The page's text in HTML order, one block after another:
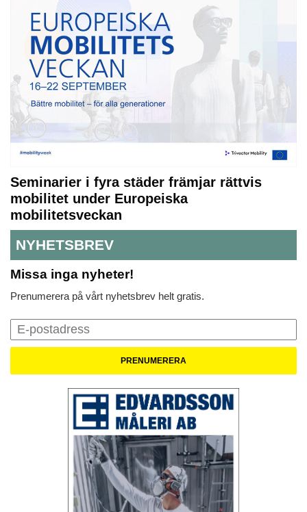
Seminarier i fyra städer främjar rättvis
mobilitet under Europeiska
mobilitetsveckan
NYHETSBREV
Missa inga nyheter!
Prenumerera på vårt nyhetsbrev helt gratis.